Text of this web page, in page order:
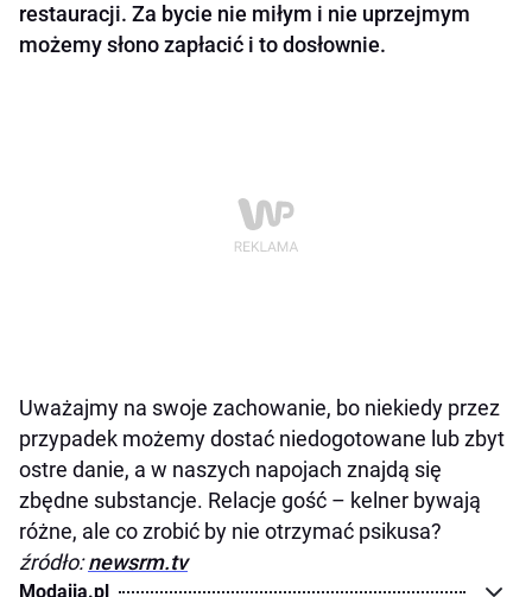
restauracji. Za bycie nie miłym i nie uprzejmym
możemy słono zapłacić i to dosłownie.
Uważajmy na swoje zachowanie, bo niekiedy przez
przypadek możemy dostać niedogotowane lub zbyt
ostre danie, a w naszych napojach znajdą się
zbędne substancje. Relacje gość – kelner bywają
różne, ale co zrobić by nie otrzymać psikusa?
źródło:newsrm.tv
Modaija.pl